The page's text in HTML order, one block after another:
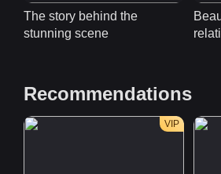
The story behind the
stunning scene
Recommendations
VIP